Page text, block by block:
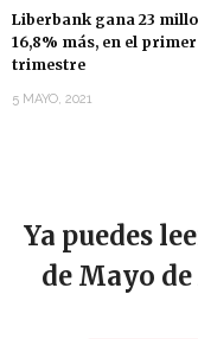
Liberbank gana 23
16,8% más, en el primer
trimestre
5 MAYO, 2021
Ya puedes
de Mayo